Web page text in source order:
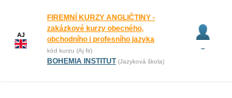
AJ
FIREMNÍ KURZY ANGLIČTINY -
zakázkové kurzy obecného,
obchodního i profesního jazyka
kód kurzu (Aj fir)
BOHEMIA INSTITUT (Jazyková škola)
–